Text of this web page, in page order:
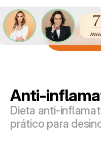
Quero
Anti-
Dieta anti-
prático para